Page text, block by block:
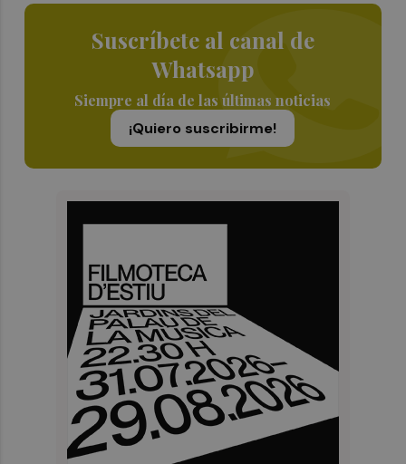
Suscríbete al canal de
Whatsapp
Siempre al día de las últimas noticias
¡Quiero suscribirme!